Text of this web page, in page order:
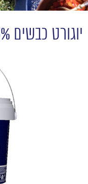
יוגורט כבשים 5%